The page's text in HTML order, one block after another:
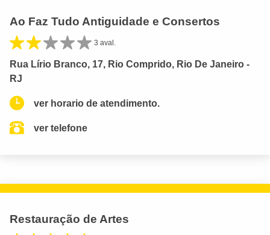
Ao Faz Tudo Antiguidade e Consertos
3 aval.
Rua Lírio Branco, 17, Rio Comprido, Rio De Janeiro -
RJ
ver horario de atendimento.
ver telefone
Restauração de Artes